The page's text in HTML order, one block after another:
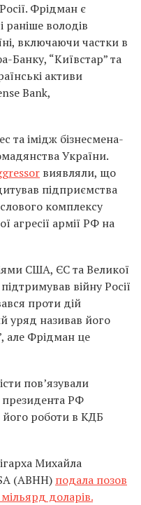
Фрідман є
раніше володів
включаючи частки в
Банку, “Київстар” та
активи
Bank,
та імідж бізнесмена-
України.
виявляли, що
підприємства
комплексу
агресії армії РФ на
США, ЄС та Великої
війну Росії
проти дій
уряд називав його
але Фрідман це
пов’язували
президента РФ
його роботи в КДБ
Михайла
(ABHH) подала позов
доларів.